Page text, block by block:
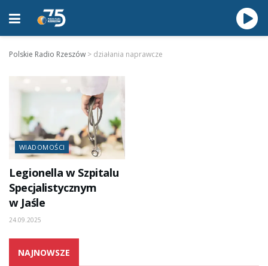
Polskie Radio Rzeszów > działania naprawcze
WIADOMOŚCI
Legionella w Szpitalu
Specjalistycznym
w Jaśle
24.09.2025
NAJNOWSZE